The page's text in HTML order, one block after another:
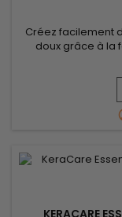
Créez facilement
doux grâce à la
Keracare qui
secs, vos
désirées.
et ultra-brillants,
KERACARE